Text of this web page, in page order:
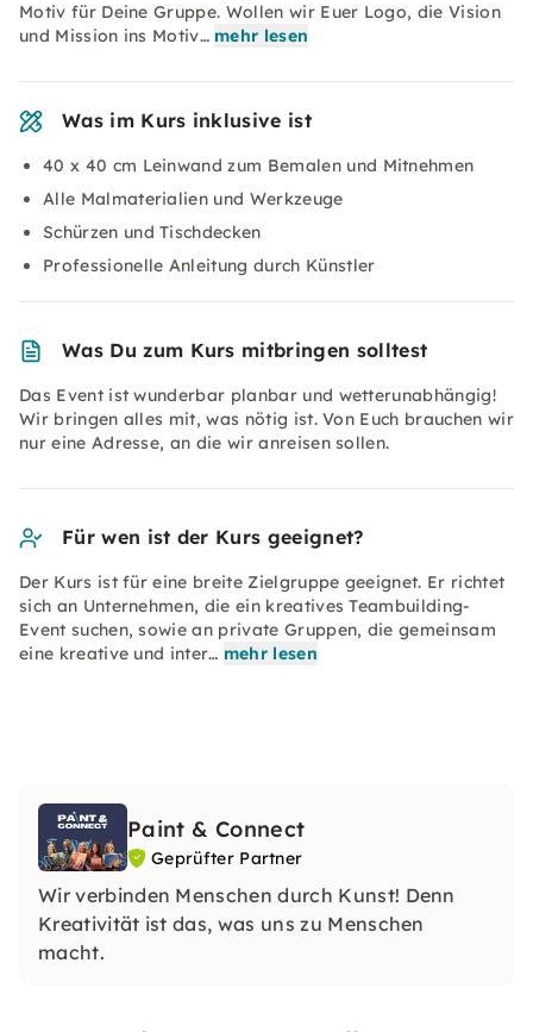
Motiv für Deine Gruppe. Wollen wir Euer Logo, die Vision
und Mission ins Motiv… mehr lesen
Was im Kurs inklusive ist
40 x 40 cm Leinwand zum Bemalen und Mitnehmen
Alle Malmaterialien und Werkzeuge
Schürzen und Tischdecken
Professionelle Anleitung durch Künstler
Was Du zum Kurs mitbringen solltest
Das Event ist wunderbar planbar und wetterunabhängig!
Wir bringen alles mit, was nötig ist. Von Euch brauchen wir
nur eine Adresse, an die wir anreisen sollen.
Für wen ist der Kurs geeignet?
Der Kurs ist für eine breite Zielgruppe geeignet. Er richtet
sich an Unternehmen, die ein kreatives Teambuilding-
Event suchen, sowie an private Gruppen, die gemeinsam
eine kreative und inter… mehr lesen
Paint & Connect
Geprüfter Partner
Wir verbinden Menschen durch Kunst! Denn
Kreativität ist das, was uns zu Menschen
macht.